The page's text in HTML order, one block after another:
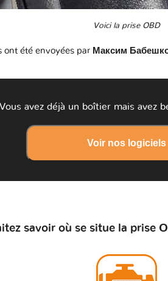
Voici la prise OBD
ont été envoyées par Максим
Vous avez déjà un boîtier mais avez
Voir nos logiciels
savoir où se situe la prise